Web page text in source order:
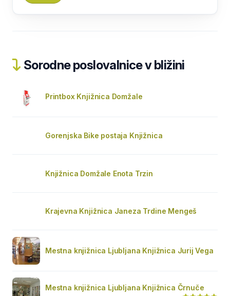
Sorodne poslovalnice v bližini
Printbox Knjižnica Domžale
Gorenjska Bike postaja Knjižnica
Knjižnica Domžale Enota Trzin
Krajevna Knjižnica Janeza Trdine Mengeš
Mestna knjižnica Ljubljana Knjižnica Jurij Vega
Mestna knjižnica Ljubljana Knjižnica Črnuče